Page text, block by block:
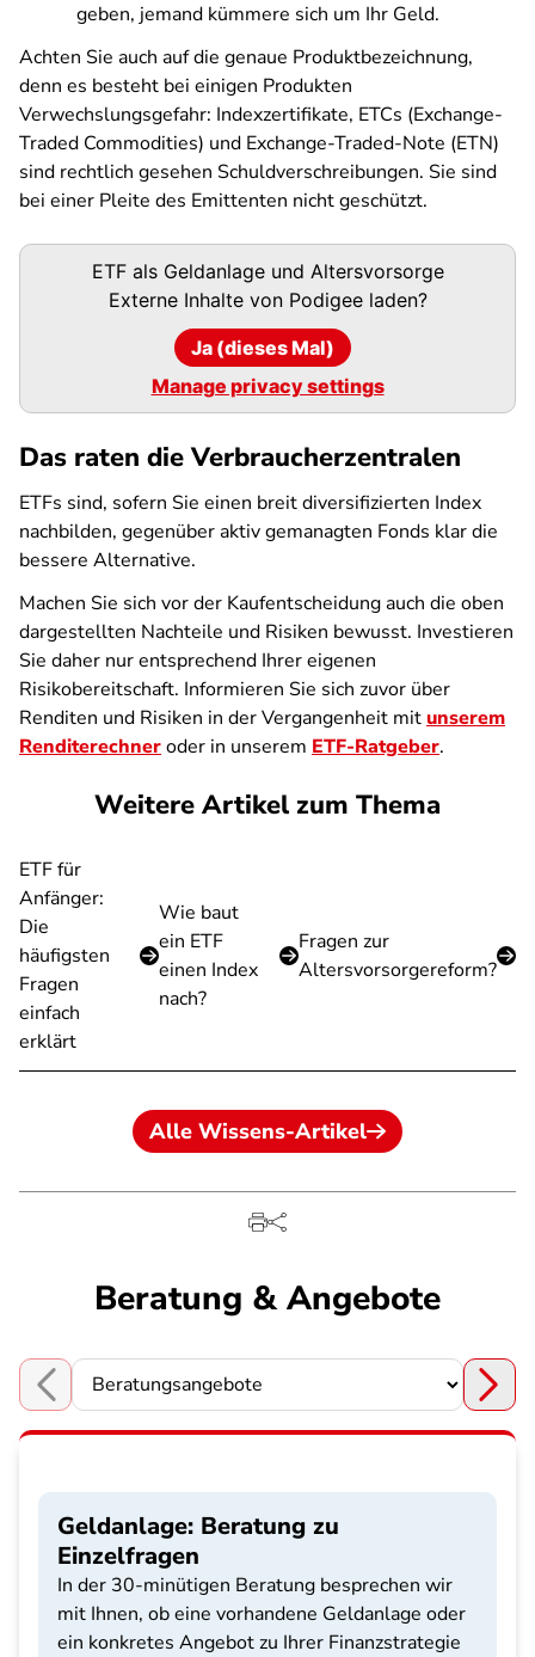
geben, jemand kümmere sich um Ihr Geld.
Achten Sie auch auf die genaue Produktbezeichnung,
denn es besteht bei einigen Produkten
Verwechslungsgefahr: Indexzertifikate, ETCs (Exchange-
Traded Commodities) und Exchange-Traded-Note (ETN)
sind rechtlich gesehen Schuldverschreibungen. Sie sind
bei einer Pleite des Emittenten nicht geschützt.
Podigee-ETF als Geldanlage und Altersvorsorge
Externe Inhalte von Podigeeladen?
Ja (dieses Mal)
Manage privacy settings
Das raten die Verbraucherzentralen
ETFs sind, sofern Sie einen breit diversifizierten Index
nachbilden, gegenüber aktiv gemanagten Fonds klar die
bessere Alternative.
Machen Sie sich vor der Kaufentscheidung auch die oben
dargestellten Nachteile und Risiken bewusst. Investieren
Sie daher nur entsprechend Ihrer eigenen
Risikobereitschaft. Informieren Sie sich zuvor über
Renditen und Risiken in der Vergangenheit mitunserem
Renditerechneroder in unserem ETF-Ratgeber.
Weitere Artikel zum Thema
ETF für
Anfänger:
Die
häufigsten
Fragen
einfach
erklärt
Wie baut
ein ETF
einen Index
nach?
Fragen zur
Altersvorsorgereform?
Alle Wissens-Artikel
Beratung & Angebote
Choose a section
Geldanlage: Beratung zu
Einzelfragen
In der 30-minütigen Beratung besprechen wir
mit Ihnen, ob eine vorhandene Geldanlage oder
ein konkretes Angebot zu Ihrer Finanzstrategie